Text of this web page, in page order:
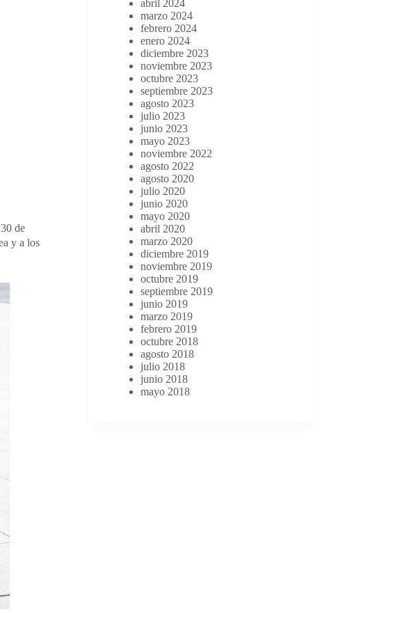
de
y a los
abril 2024
marzo 2024
febrero 2024
enero 2024
diciembre 2023
noviembre 2023
octubre 2023
septiembre 2023
agosto 2023
julio 2023
junio 2023
mayo 2023
noviembre 2022
agosto 2022
agosto 2020
julio 2020
junio 2020
mayo 2020
abril 2020
marzo 2020
diciembre 2019
noviembre 2019
octubre 2019
septiembre 2019
junio 2019
marzo 2019
febrero 2019
octubre 2018
agosto 2018
julio 2018
junio 2018
mayo 2018